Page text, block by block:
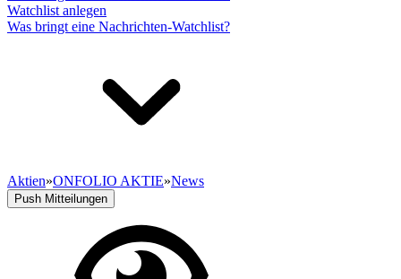
Watchlist anlegen
Was bringt eine Nachrichten-Watchlist?
Aktien»ONFOLIO AKTIE»News
Push Mitteilungen